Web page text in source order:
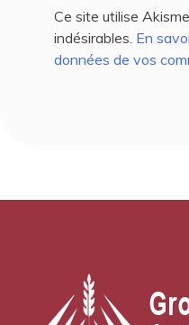
Ce site utilise
indésirables. En
données de vos